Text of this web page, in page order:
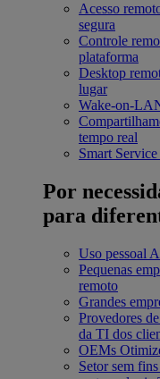
Acesso
segura
Controle
plataforma
Desktop
lugar
Wake-on-
tempo real
Smart Service
Por
para
Uso pessoal
Pequenas
remoto
Grandes
Provedores
da TI dos
OEMs
Setor sem